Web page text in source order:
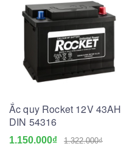
Ắc quy Rocket 12V 43AH
DIN 54316
1.150.000₫ 1.322.000₫